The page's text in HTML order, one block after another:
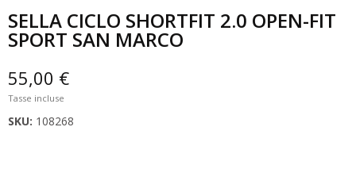
SELLA CICLO SHORTFIT 2.0 OPEN-FIT
SPORT SAN MARCO
55,00 €
Tasse incluse
SKU: 108268